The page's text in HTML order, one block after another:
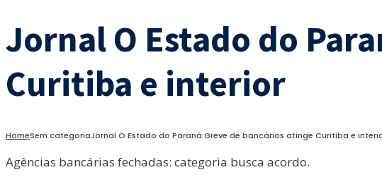
Jornal O Estado do
Curitiba e interior
HomeSem categoriaJornal O Estado do Paraná:Greve de bancários atinge Curitiba e
Agências bancárias fechadas: categoria busca acordo.